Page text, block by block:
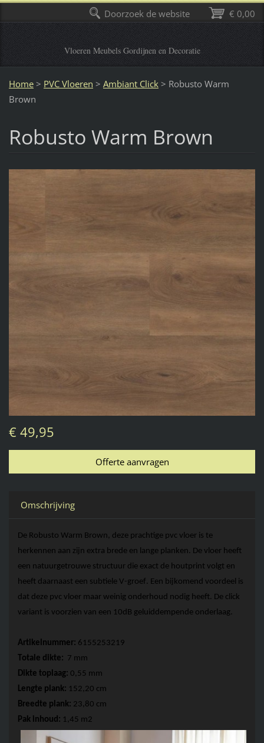
Vloeren Meubels Gordijnen en Decoratie
Home > PVC Vloeren > Ambiant Click > Robusto Warm
Brown
Robusto Warm Brown
€ 49,95
Omschrijving
De Robusto Warm Brown, deze prachtige pvc vloer is te
herkennen aan zijn extra brede en lange planken. De vloer heeft
een natuurgetrouwe structuur die exact de houtprint volgt en
heeft daarnaast een subtiele V-groef. Een bijkomend voordeel is
dat deze pvc vloer maar weinig onderhoud nodig heeft. De click
variant is voorzien van een 10dB geluiddempende onderlaag.
Artikelnummer: 6155253219
Totale dikte: 7 mm
Dikte toplaag: 0,55 mm
Lengte plank: 152,20 cm
Breedte plank: 23,80 cm
Pak inhoud: 1,45 m2
€ 0,00
Doorzoek de website